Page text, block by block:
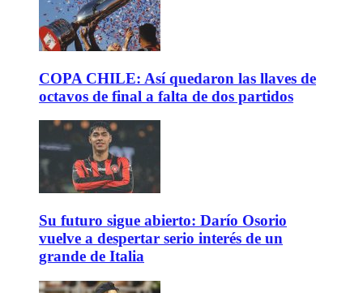
COPA CHILE: Así quedaron las llaves de
octavos de final a falta de dos partidos
Su futuro sigue abierto: Darío Osorio
vuelve a despertar serio interés de un
grande de Italia